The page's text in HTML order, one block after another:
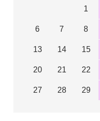
1
6 7 8
13 14 15
20 21 22
27 28 29